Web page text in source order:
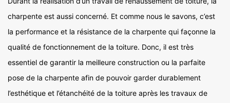
charpente est aussi concerné. Et comme nous le savons, c’est
la performance et la résistance de la charpente qui façonne la
qualité de fonctionnement de la toiture. Donc, il est très
essentiel de garantir la meilleure construction ou la parfaite
pose de la charpente afin de pouvoir garder durablement
l’esthétique et l’étanchéité de la toiture après les travaux de